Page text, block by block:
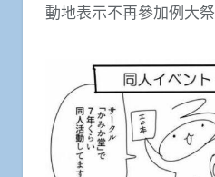
動地表示不再參加例大祭